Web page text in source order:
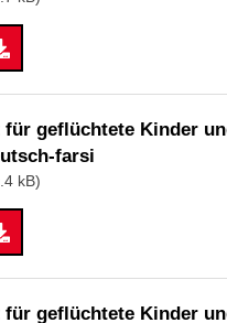
für geflüchtete Kinder
farsi
kB)
für geflüchtete Kinder